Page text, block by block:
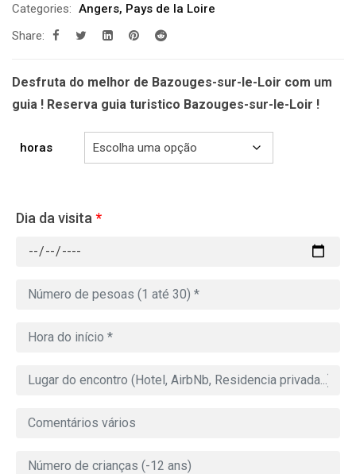
prix :
699.00€
Categories: Angers, Pays de la Loire
Share:
Desfruta do melhor de Bazouges-sur-le-Loir com um
guia ! Reserva guia turistico Bazouges-sur-le-Loir !
horas
Dia da visita *